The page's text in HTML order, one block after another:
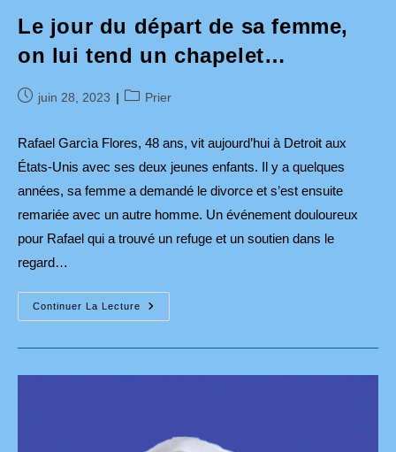
Le jour du départ de sa femme,
on lui tend un chapelet…
Publication
juin 28, 2023
PostPrier
Rafael Garcìa Flores, 48 ans, vit aujourd’hui à Detroit aux
États-Unis avec ses deux jeunes enfants. Il y a quelques
années, sa femme a demandé le divorce et s’est ensuite
remariée avec un autre homme. Un événement douloureux
pour Rafael qui a trouvé un refuge et un soutien dans le
regard…
Continuer La Lecture
Le
Jour
Départ
Chapelet…